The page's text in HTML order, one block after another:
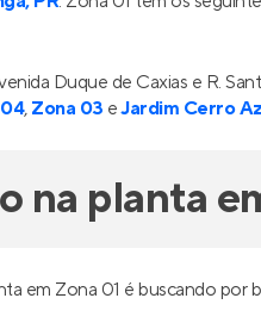
Duque de Caxias e R.
, Zona 03 eJardim Cerro
na planta
em Zona 01 é buscando por